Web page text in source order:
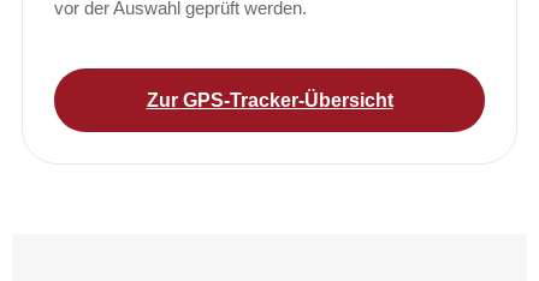
vor der Auswahl geprüft werden.
Zur GPS-Tracker-Übersicht